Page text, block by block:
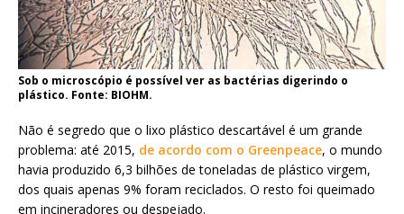
Sob o microscópio é possível ver as bactérias digerindo o
plástico. Fonte: BIOHM.
Não é segredo que o lixo plástico descartável é um grande
problema: até 2015, de acordo com o Greenpeace, o mundo
havia produzido 6,3 bilhões de toneladas de plástico virgem,
dos quais apenas 9% foram reciclados. O resto foi queimado
em incineradores ou despejado.